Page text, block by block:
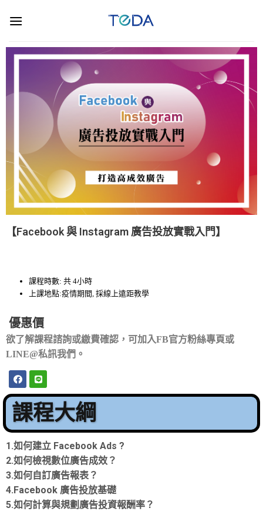
【Facebook 與 Instagram 廣告投放實戰入門】
課程時數: 共 4小時
上課地點:疫情期間, 採線上遠距教學
優惠價
欲了解課程諮詢或繳費確認， 可加入FB官方粉絲專頁或
LINE@私訊我們。
課程大綱
1.如何建立 Facebook Ads ?
2.如何檢視數位廣告成效？
3.如何自訂廣告報表？
4.Facebook 廣告投放基礎
5.如何計算與規劃廣告投資報酬率？